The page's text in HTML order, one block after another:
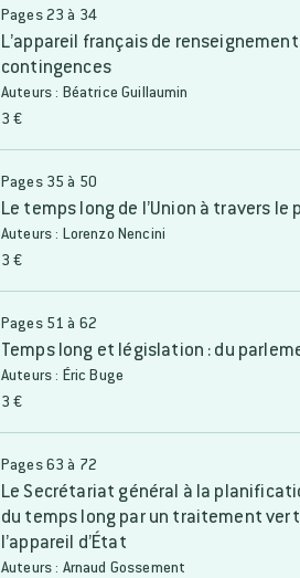
Pages 23 à 34
L’appareil français de
contingences
Auteurs : Béatrice Guillaumin
3 €
Pages 35 à 50
Le temps long de l’Union à travers
Auteurs : Lorenzo Nencini
3 €
Pages 51 à 62
Temps long et législation : du
Auteurs : Éric Buge
3 €
Pages 63 à 72
Le Secrétariat général à la
du temps long par un traitement
l’appareil d’État
Auteurs : Arnaud Gossement